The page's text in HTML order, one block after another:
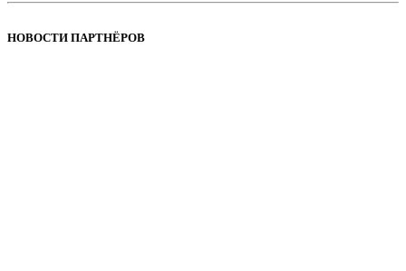
НОВОСТИ ПАРТНЁРОВ